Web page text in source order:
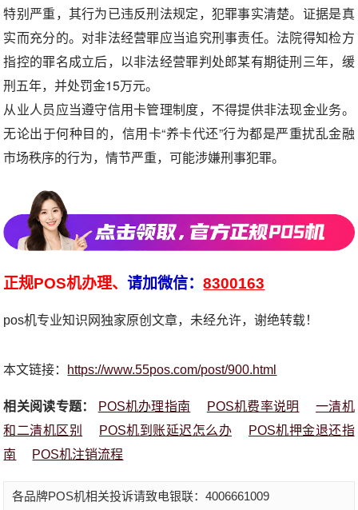
特别严重，其行为已违反刑法规定，犯罪事实清楚。证据是真
实而充分的。对非法经营罪应当追究刑事责任。法院得知检方
指控的罪名成立后，以非法经营罪判处郎某有期徒刑三年，缓
刑五年，并处罚金15万元。
从业人员应当遵守信用卡管理制度，不得提供非法现金业务。
无论出于何种目的，信用卡“养卡代还”行为都是严重扰乱金融
市场秩序的行为，情节严重，可能涉嫌刑事犯罪。
正规POS机办理、请加微信：8300163
pos机专业知识网独家原创文章，未经允许，谢绝转载！
本文链接： https://www.55pos.com/post/900.html
相关阅读专题： POS机办理指南 POS机费率说明
一清机
和二清机区别
POS机到账延迟怎么办
POS机押金退还指
南
POS机注销流程
各品牌POS机相关投诉请致电银联：4006661009